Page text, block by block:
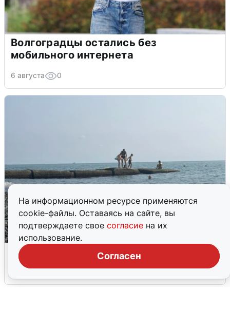
На информационном ресурсе применяются
cookie-файлы. Оставаясь на сайте, вы
подтверждаете свое согласие на их
использование.
Согласен
Волгоградцы остались без
мобильного интернета
6 августа 0
Сирены в Сочи: новая угроза БПЛА
6 августа 0